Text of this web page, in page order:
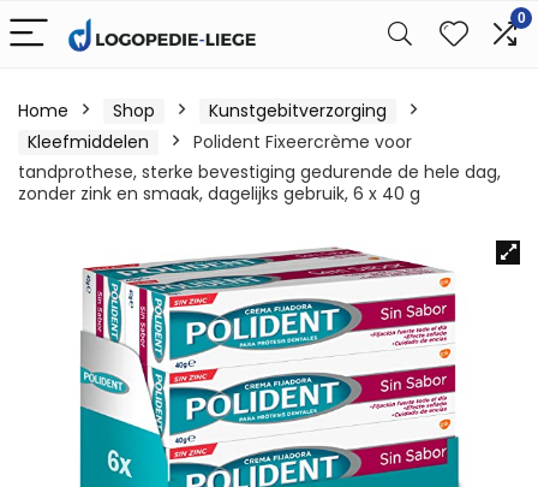
0
Home Shop
Kunstgebitverzorging
Kleefmiddelen
Polident Fixeercrème voor
tandprothese, sterke bevestiging gedurende de hele dag,
zonder zink en smaak, dagelijks gebruik, 6 x 40 g